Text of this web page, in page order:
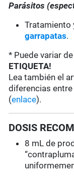
Parásitos
Tratamiento
garrapatas.
* Puede variar
ETIQUETA!
Lea también el
diferencias
(enlace).
DOSIS
8 mL de